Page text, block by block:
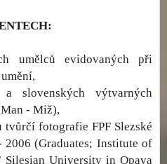
umělců evidovaných při
slovenských výtvarných
- Miž),
fotografie FPF Slezské
(Graduates; Institute of
Silesian University in Opava